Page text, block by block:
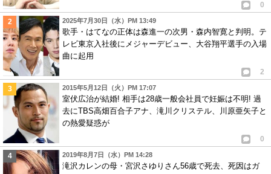
0
2025年7月30日（水）PM 13:49
歌手・はてなの正体は森進一の次男・森内智寛と判明。テ
レビ東京入社後にメジャーデビュー、大谷翔平選手の入場
曲に起用
2
2015年5月12日（火）PM 17:07
室伏広治が結婚! 相手は28歳一般会社員で妊娠は不明! 過
去にTBS高畑百合子アナ、滝川クリステル、川原亜矢子と
の熱愛疑惑が
0
2019年8月7日（水）PM 14:28
滝沢カレンの母・宮沢さゆりさん56歳で死去、死因はガ